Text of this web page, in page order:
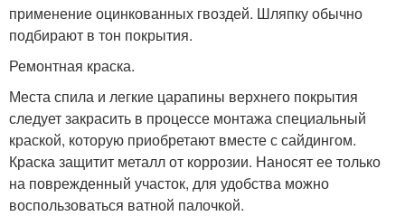
применение оцинкованных гвоздей. Шляпку обычно
подбирают в тон покрытия.
Ремонтная краска.
Места спила и легкие царапины верхнего покрытия
следует закрасить в процессе монтажа специальный
краской, которую приобретают вместе с сайдингом.
Краска защитит металл от коррозии. Наносят ее только
на поврежденный участок, для удобства можно
воспользоваться ватной палочкой.